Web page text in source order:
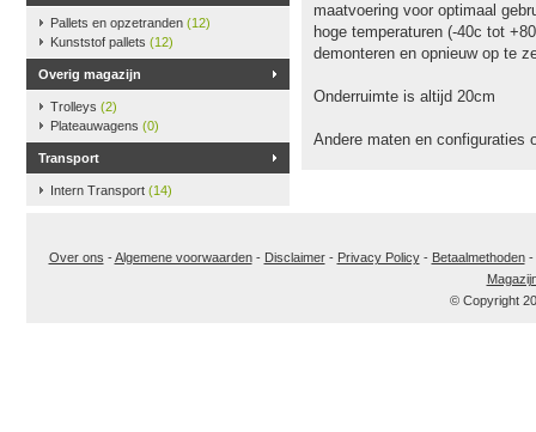
Pallets en opzetranden (12)
Kunststof pallets (12)
Overig magazijn
Trolleys (2)
Plateauwagens (0)
Transport
Intern Transport (14)
maatvoering voor optimaal
hoge temperaturen (-40c tot
demonteren en opnieuw op te
Onderruimte is altijd 20cm
Andere maten en configuraties
Over ons -Algemene voorwaarden- Disclaimer- Privacy Policy- Betaalmethoden-
© Copyright